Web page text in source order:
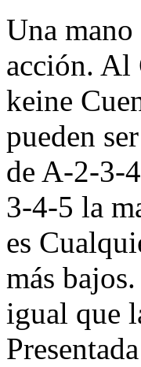
Una
acción. Al
keine
pueden
de A-2-3-
3-4-5 la
es
más
igual que